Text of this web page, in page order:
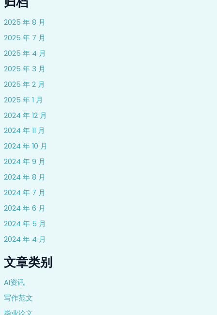
2025 年 8 月
2025 年 7 月
2025 年 4 月
2025 年 3 月
2025 年 2 月
2025 年 1 月
2024 年 12 月
2024 年 11 月
2024 年 10 月
2024 年 9 月
2024 年 8 月
2024 年 7 月
2024 年 6 月
2024 年 5 月
2024 年 4 月
文章类别
AI资讯
写作范文